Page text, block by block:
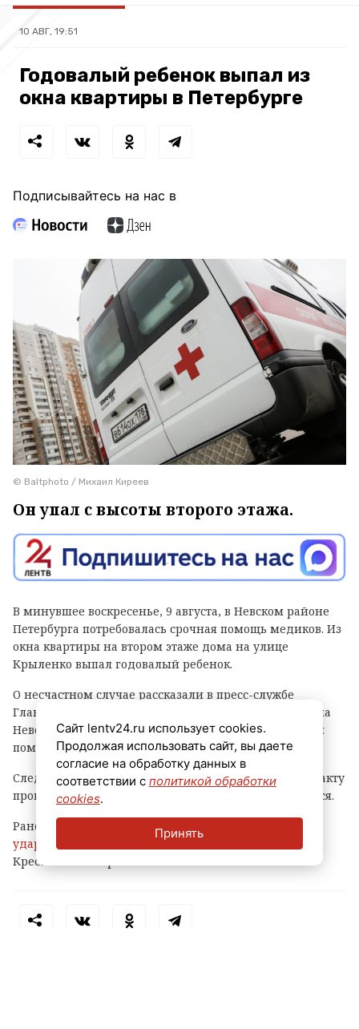
10 АВГ, 19:51
Годовалый ребенок выпал из
окна квартиры в Петербурге
Подписывайтесь на нас в
© Baltphoto / Михаил Киреев
Он упал с высоты второго этажа.
В минувшее воскресенье, 9 августа, в Невском районе
Петербурга потребовалась срочная помощь медиков. Из
окна квартиры на втором этаже дома на улице
Крыленко выпал годовалый ребенок.
О несчастном случае рассказали в пресс-службе
Главного следственного управления СКР по городу на
Неве. Отмечается, что малышу оказана медицинская
помощь, в каком он состоянии, неизвестно.
Следователи начали процессуальную проверку по факту
происшествия. Обстоятельства инцидента выясняются.
Ранее ЛенТВ24 сообщал, что 11-летнего ребенка
ударило током
во время купания у яхт-клуба на
Крестовском острове.
Сайт lentv24.ru использует cookies.
Продолжая использовать сайт, вы даете
согласие на обработку данных в
соответствии с политикой обработки
cookies.
Принять